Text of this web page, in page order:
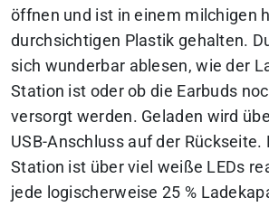
öffnen und ist in einem milchigen
durchsichtigen Plastik gehalten.
sich wunderbar ablesen, wie der
Station ist oder ob die Earbuds
versorgt werden. Geladen wird
USB-Anschluss auf der Rückseite.
Station ist über viel weiße LEDs
jede logischerweise 25 %